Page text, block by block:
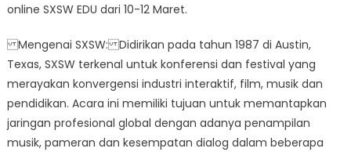
online SXSW EDU dari 10-12 Maret.
Mengenai SXSW: Didirikan pada tahun 1987 di Austin,
Texas, SXSW terkenal untuk konferensi dan festival yang
merayakan konvergensi industri interaktif, film, musik dan
pendidikan. Acara ini memiliki tujuan untuk memantapkan
jaringan profesional global dengan adanya penampilan
musik, pameran dan kesempatan dialog dalam beberapa